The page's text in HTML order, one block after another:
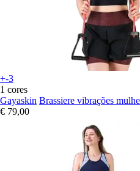
+-3
1 cores
Gayaskin Brassiere vibrações
€ 79,00